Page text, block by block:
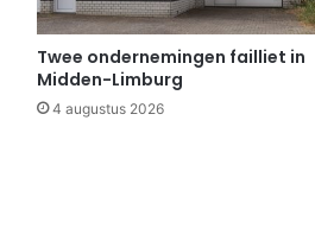
Twee ondernemingen failliet in
Midden-Limburg
4 augustus 2026